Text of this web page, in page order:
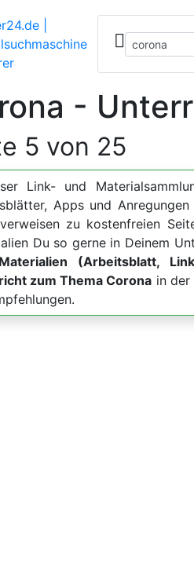
-
5 von 25
Link- und
Apps und
zu kostenfreien
Du so gerne in Deinem
(Arbeitsblatt,
zum Thema Corona in der